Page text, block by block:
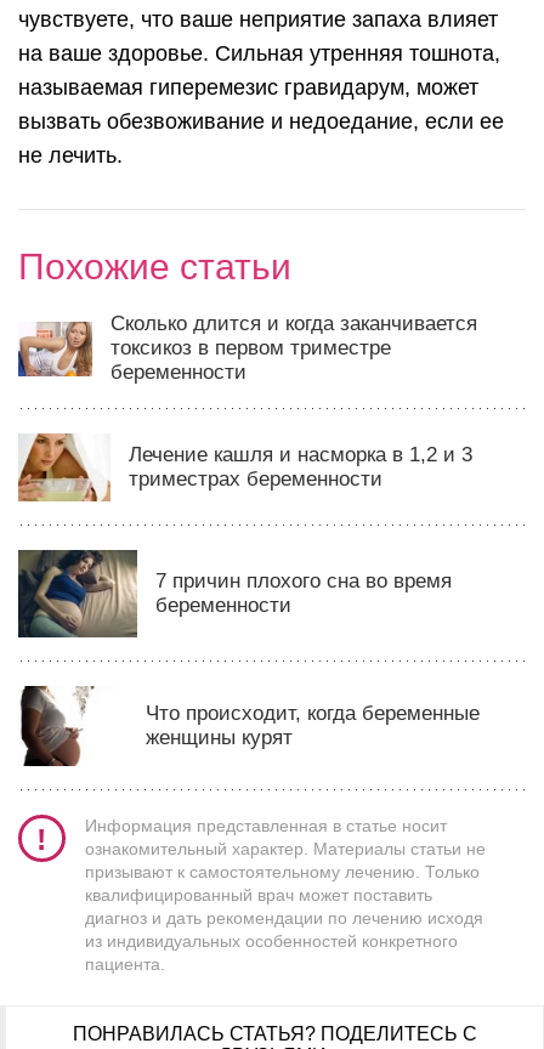
чувствуете, что ваше неприятие запаха влияет
на ваше здоровье. Сильная утренняя тошнота,
называемая гиперемезис гравидарум, может
вызвать обезвоживание и недоедание, если ее
не лечить.
Похожие статьи
Сколько длится и когда заканчивается
токсикоз в первом триместре
беременности
Лечение кашля и насморка в 1,2 и 3
триместрах беременности
7 причин плохого сна во время
беременности
Что происходит, когда беременные
женщины курят
Информация представленная в статье носит
ознакомительный характер. Материалы статьи не
призывают к самостоятельному лечению. Только
квалифицированный врач может поставить
диагноз и дать рекомендации по лечению исходя
из индивидуальных особенностей конкретного
пациента.
ПОНРАВИЛАСЬ СТАТЬЯ? ПОДЕЛИТЕСЬ С